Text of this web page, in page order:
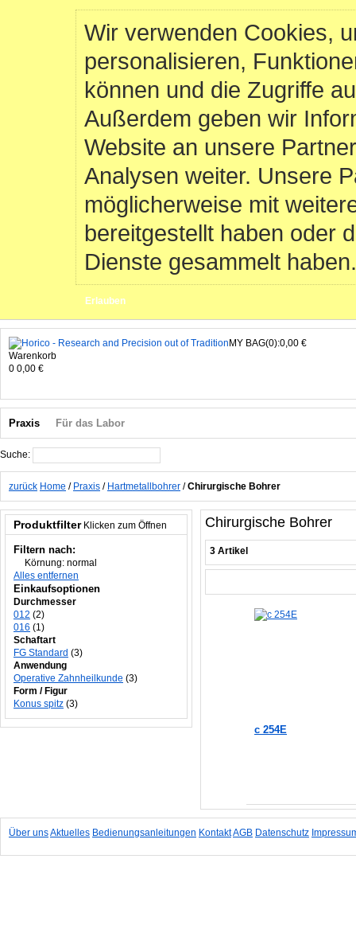
Wir verwenden Cookies,
personalisieren,
können und die Zugriffe
Außerdem geben wir
Website an unsere
Analysen weiter. Unsere
möglicherweise mit
bereitgestellt haben oder
Dienste gesammelt haben.
Erlauben
MY BAG(0):0,00 €
Warenkorb
0 0,00 €
Praxis Für das Labor
Suche:
zurück Home / Praxis / Hartmetallbohrer /Chirurgische Bohrer
Chirurgische Bohrer
3 Artikel
c 254E
Produktfilter Klicken zum Öffnen
Filtern nach:
Körnung: normal
Alles entfernen
Einkaufsoptionen
Durchmesser
012 (2)
016 (1)
Schaftart
FG Standard (3)
Anwendung
Operative Zahnheilkunde (3)
Form / Figur
Konus spitz (3)
Über unsAktuelles Bedienungsanleitungen KontaktAGB Datenschutz